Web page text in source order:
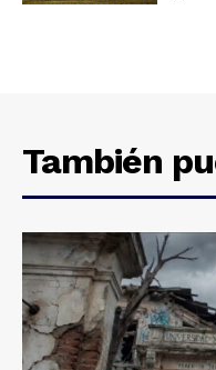
También